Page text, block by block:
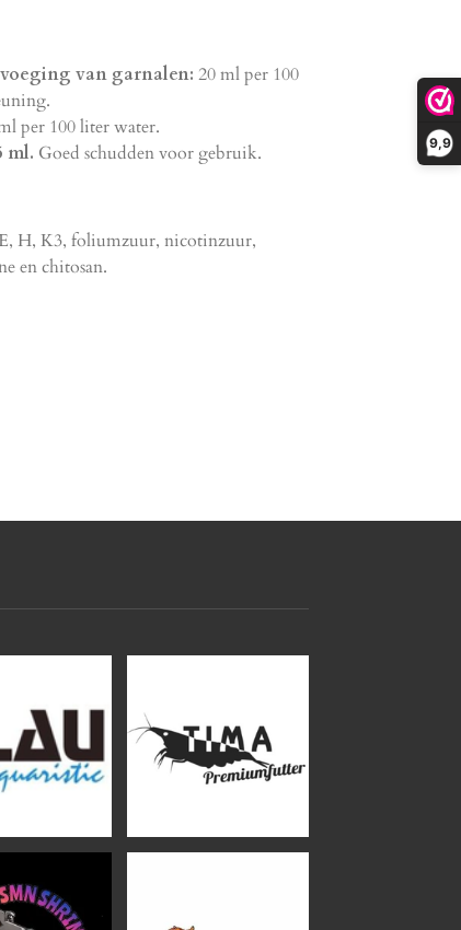
9,9
van garnalen: 20 ml per 100
per 100 liter water.
ml. Goed schudden voor gebruik.
H, K3, foliumzuur, nicotinzuur,
en chitosan.